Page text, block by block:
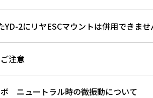
2にリヤESCマウントは併用できませ
注意
ニュートラル時の微振動について